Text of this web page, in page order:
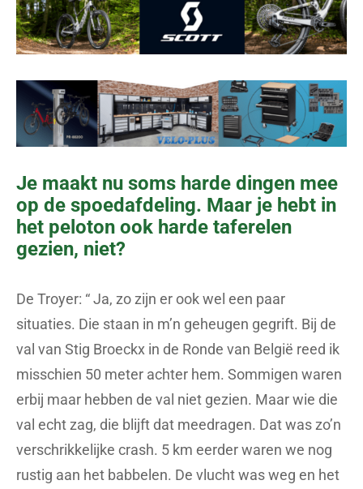
Je maakt nu soms harde dingen mee
op de spoedafdeling. Maar je hebt in
het peloton ook harde taferelen
gezien, niet?
De Troyer: “ Ja, zo zijn er ook wel een paar
situaties. Die staan in m’n geheugen gegrift. Bij de
val van Stig Broeckx in de Ronde van België reed ik
misschien 50 meter achter hem. Sommigen waren
erbij maar hebben de val niet gezien. Maar wie die
val echt zag, die blijft dat meedragen. Dat was zo’n
verschrikkelijke crash. 5 km eerder waren we nog
rustig aan het babbelen. De vlucht was weg en het